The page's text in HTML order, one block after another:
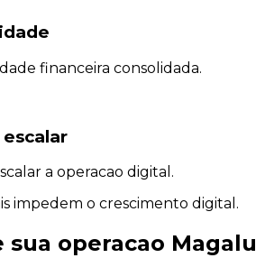
financeira consolidada.
a operacao digital.
impedem o crescimento digital.
sua operacao Magalu